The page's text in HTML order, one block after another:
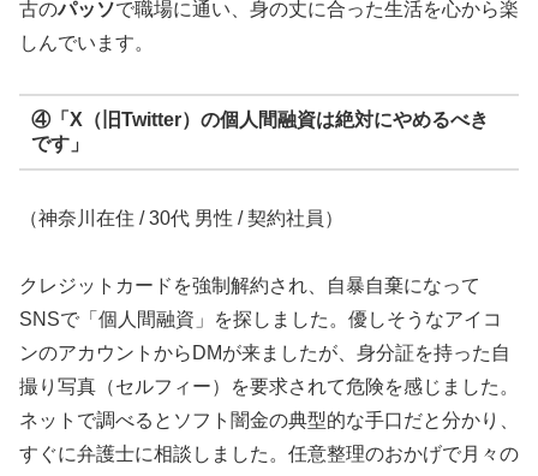
古のパッソで職場に通い、身の丈に合った生活を心から楽
しんでいます。
④「X（旧Twitter）の個人間融資は絶対にやめるべき
です」
（神奈川在住 / 30代 男性 / 契約社員）
クレジットカードを強制解約され、自暴自棄になって
SNSで「個人間融資」を探しました。優しそうなアイコ
ンのアカウントからDMが来ましたが、身分証を持った自
撮り写真（セルフィー）を要求されて危険を感じました。
ネットで調べるとソフト闇金の典型的な手口だと分かり、
すぐに弁護士に相談しました。任意整理のおかげで月々の